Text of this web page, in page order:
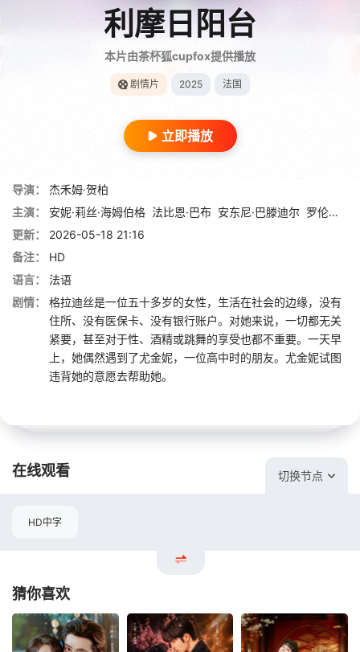
利摩日阳台
本片由茶杯狐cupfox提供播放
剧情片 2025 法国
立即播放
导演：
杰禾姆·贺柏
主演：
安妮·莉丝·海姆伯格 法比恩·巴布 安东尼·巴滕迪尔 罗伦纳·席琳
更新：
2026-05-18 21:16
备注：
HD
语言：
法语
剧情：
格拉迪丝是一位五十多岁的女性，生活在社会的边缘，没有
住所、没有医保卡、没有银行账户。对她来说，一切都无关
紧要，甚至对于性、酒精或跳舞的享受也都不重要。一天早
上，她偶然遇到了尤金妮，一位高中时的朋友。尤金妮试图
违背她的意愿去帮助她。
在线观看 切换节点
HD中字
猜你喜欢